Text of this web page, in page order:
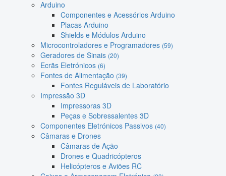
Arduino
Componentes e Acessórios Arduino
Placas Arduino
Shields e Módulos Arduino
Microcontroladores e Programadores (59)
Geradores de Sinais (20)
Ecrãs Eletrónicos (6)
Fontes de Alimentação (39)
Fontes Reguláveis de Laboratório
Impressão 3D
Impressoras 3D
Peças e Sobressalentes 3D
Componentes Eletrónicos Passivos (40)
Câmaras e Drones
Câmaras de Ação
Drones e Quadricópteros
Helicópteros e Aviões RC